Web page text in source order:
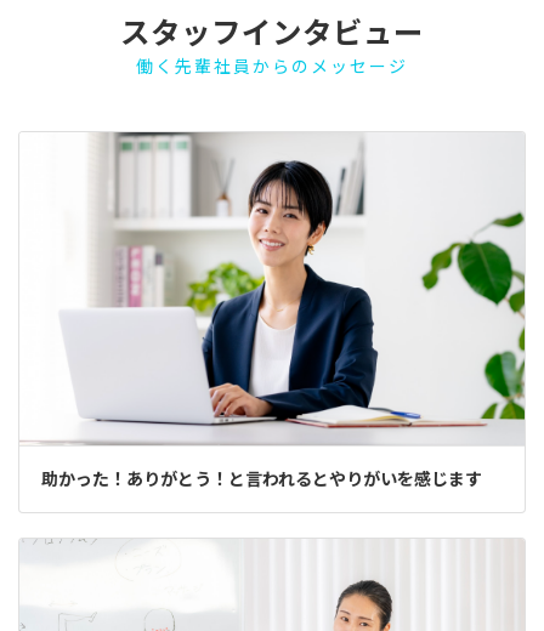
スタッフインタビュー
働く先輩社員からのメッセージ
助かった！ありがとう！と言われるとやりがいを感じます